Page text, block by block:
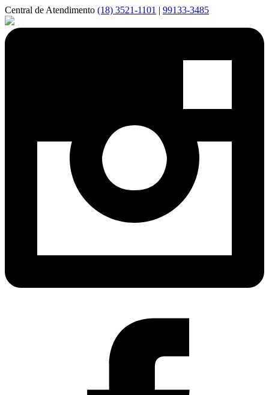
Central de Atendimento (18) 3521-1101 | 99133-3485